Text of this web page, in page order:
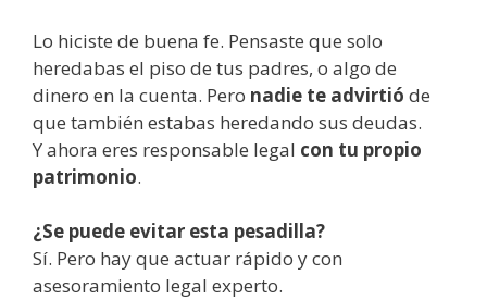
Lo hiciste de buena fe. Pensaste que solo
heredabas el piso de tus padres, o algo de
dinero en la cuenta. Pero nadie te advirtió de
que también estabas heredando sus deudas.
Y ahora eres responsable legal con tu propio
patrimonio.
¿Se puede evitar esta pesadilla?
Sí. Pero hay que actuar rápido y con
asesoramiento legal experto.